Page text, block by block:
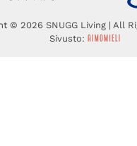
© 2026 SNUGG Living | All
Sivusto: